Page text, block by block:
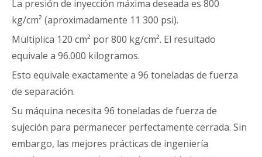
La presión de inyección máxima deseada es 800
kg/cm² (aproximadamente 11 300 psi).
Multiplica 120 cm² por 800 kg/cm². El resultado
equivale a 96.000 kilogramos.
Esto equivale exactamente a 96 toneladas de fuerza
de separación.
Su máquina necesita 96 toneladas de fuerza de
sujeción para permanecer perfectamente cerrada. Sin
embargo, las mejores prácticas de ingeniería